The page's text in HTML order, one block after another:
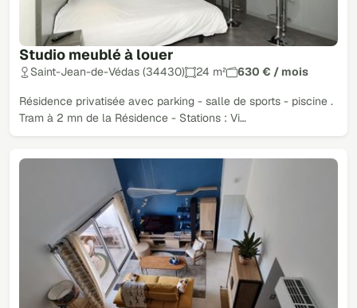
Studio meublé à louer
Saint-Jean-de-Védas (34430) 24 m² 630 € / mois
Résidence privatisée avec parking - salle de sports - piscine .
Tram à 2 mn de la Résidence - Stations : Vi…